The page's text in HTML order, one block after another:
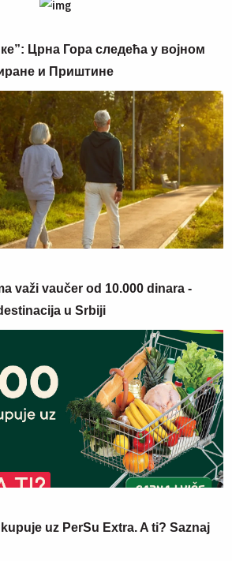
Црна Гора следећа у војном
и Приштине
važi vaučer od 10.000 dinara -
u Srbiji
uz PerSu Extra. A ti? Saznaj